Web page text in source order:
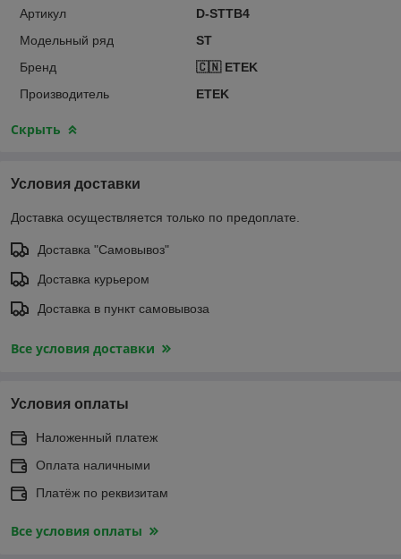
Артикул
D-STTB4
Модельный ряд
ST
Бренд
🇨🇳 ETEK
Производитель
ETEK
Скрыть
Условия доставки
Доставка осуществляется только по предоплате.
Доставка "Самовывоз"
Доставка курьером
Доставка в пункт самовывоза
Все условия доставки
Условия оплаты
Наложенный платеж
Оплата наличными
Платёж по реквизитам
Все условия оплаты